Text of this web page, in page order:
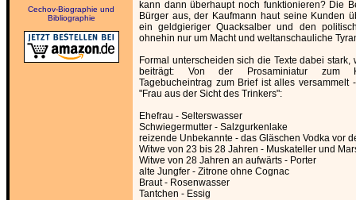
Cechov-Biographie und
Bibliographie
kann dann überhaupt noch funktionieren? Die
Bürger aus, der Kaufmann haut seine Kunden
ein geldgieriger Quacksalber und den
ohnehin nur um Macht und weltanschauliche
Formal unterscheiden sich die Texte dabei stark,
beiträgt: Von der Prosaminiatur zum
Tagebucheintrag zum Brief ist alles versammelt
"Frau aus der Sicht des Trinkers":
Ehefrau - Selterswasser
Schwiegermutter - Salzgurkenlake
reizende Unbekannte - das Gläschen Vodka vor
Witwe von 23 bis 28 Jahren - Muskateller und
Witwe von 28 Jahren an aufwärts - Porter
alte Jungfer - Zitrone ohne Cognac
Braut - Rosenwasser
Tantchen - Essig